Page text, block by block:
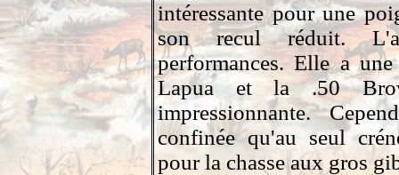
intéressante pour une
son recul réduit.
performances. Elle a
Lapua et la .50
impressionnante.
confinée qu'au seul
pour la chasse aux gros